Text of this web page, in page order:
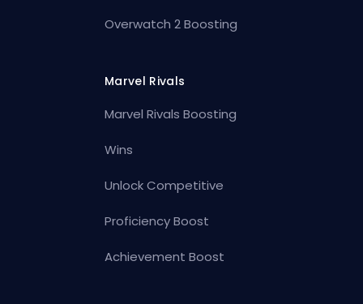
Overwatch 2 Boosting
Marvel Rivals
Marvel Rivals Boosting
Wins
Unlock Competitive
Proficiency Boost
Achievement Boost